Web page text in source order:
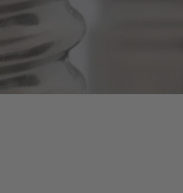
energies
Smart Grid